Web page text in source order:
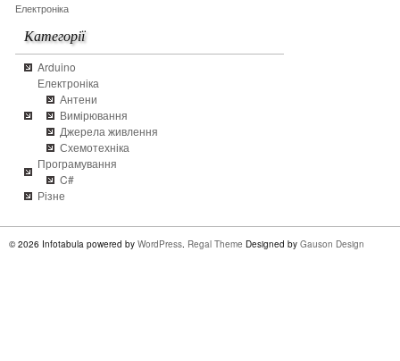
Електроніка
Категорії
Arduino
Електроніка
Антени
Вимірювання
Джерела живлення
Схемотехніка
Програмування
C#
Різне
© 2026 Infotabula powered by WordPress Regal Theme Designed by Gauson Design